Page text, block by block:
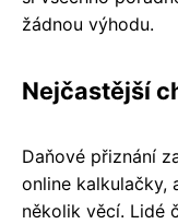
žádnou výhodu.
Nejčastější
Daňové přiznání
online kalkulačky,
několik věcí. Lidé